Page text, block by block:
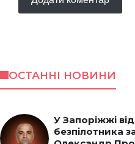
ОСТАННІ НОВИНИ
У Запоріжжі
безпілотника